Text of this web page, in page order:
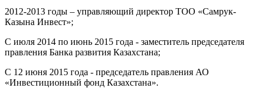
2012-2013 годы – управляющий директор ТОО «Самрук-
Казына Инвест»;
С июля 2014 по июнь 2015 года - заместитель председателя
правления Банка развития Казахстана;
С 12 июня 2015 года - председатель правления АО
«Инвестиционный фонд Казахстана».